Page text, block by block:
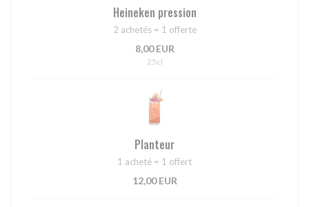
Heineken pression
2 achetés = 1 offerte
8,00 EUR
25cl
Planteur
1 acheté = 1 offert
12,00 EUR